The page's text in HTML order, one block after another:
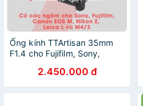
Ống kính TTArtisan 35mm
F1.4 cho Fujifilm, Sony,
Leica L và M4/3 phù hợp
chụp chân dung và đa dụng
2.450.000 đ